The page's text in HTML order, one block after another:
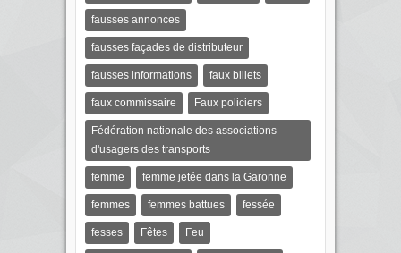
fausses annonces
fausses façades de distributeur
fausses informations faux billets
faux commissaire Faux policiers
Fédération nationale des associations
d'usagers des transports
femme femme jetée dans la Garonne
femmes femmes battues fessée
fesses Fêtes Feu